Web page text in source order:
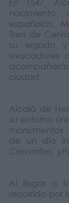
En 1547,
españolas,
Tren de
su legado
evocadores
ciudad.
Alcalá de
su entorno
de un día
Cervantes.
Al llegar a
recorrido por